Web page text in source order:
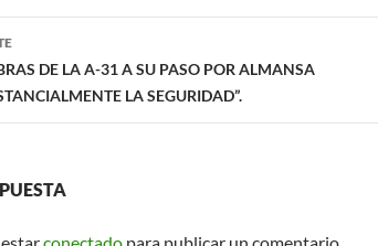
p
DE LA A-31 A SU PASO POR ALMANSA
LA SEGURIDAD”.